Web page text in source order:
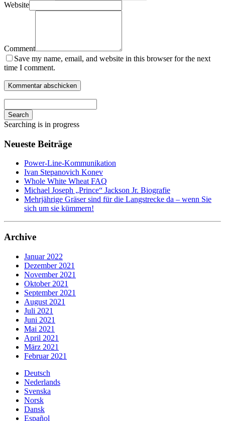
Website
Comment
Save my name, email, and website in this browser for the next
time I comment.
Search
Searching is in progress
Neueste Beiträge
Power-Line-Kommunikation
Ivan Stepanovich Konev
Whole White Wheat FAQ
Michael Joseph „Prince“ Jackson Jr. Biografie
Mehrjährige Gräser sind für die Langstrecke da – wenn Sie
sich um sie kümmern!
Archive
Januar 2022
Dezember 2021
November 2021
Oktober 2021
September 2021
August 2021
Juli 2021
Juni 2021
Mai 2021
April 2021
März 2021
Februar 2021
Deutsch
Nederlands
Svenska
Norsk
Dansk
Español